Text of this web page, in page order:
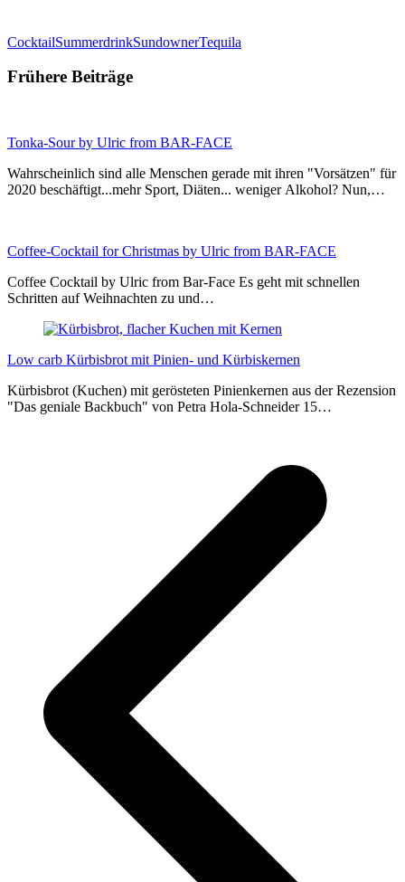
CocktailSummerdrinkSundownerTequila
Frühere Beiträge
Tonka-Sour by Ulric from BAR-FACE
Wahrscheinlich sind alle Menschen gerade mit ihren "Vorsätzen" für
2020 beschäftigt...mehr Sport, Diäten... weniger Alkohol? Nun,…
Coffee-Cocktail for Christmas by Ulric from BAR-FACE
Coffee Cocktail by Ulric from Bar-Face Es geht mit schnellen
Schritten auf Weihnachten zu und…
Low carb Kürbisbrot mit Pinien- und Kürbiskernen
Kürbisbrot (Kuchen) mit gerösteten Pinienkernen aus der Rezension
"Das geniale Backbuch" von Petra Hola-Schneider 15…